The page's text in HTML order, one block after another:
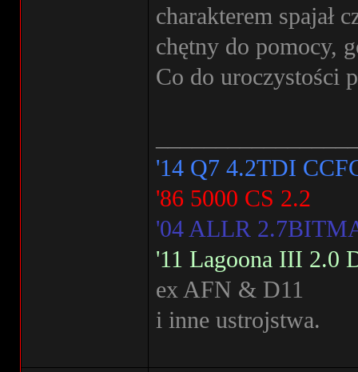
charakterem spajał
chętny do pomocy,
Co do uroczystości
'14 Q7 4.2TDI
'86 5000 CS 2.2
'04 ALLR
'11 Lagoona III 2.0
ex AFN & D11
i inne ustrojstwa.